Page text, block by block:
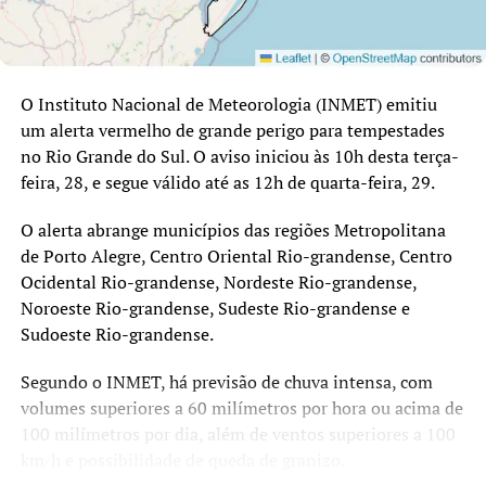
O Instituto Nacional de Meteorologia (INMET) emitiu
um alerta vermelho de grande perigo para tempestades
no Rio Grande do Sul. O aviso iniciou às 10h desta terça-
feira, 28, e segue válido até as 12h de quarta-feira, 29.
O alerta abrange municípios das regiões Metropolitana
de Porto Alegre, Centro Oriental Rio-grandense, Centro
Ocidental Rio-grandense, Nordeste Rio-grandense,
Noroeste Rio-grandense, Sudeste Rio-grandense e
Sudoeste Rio-grandense.
Segundo o INMET, há previsão de chuva intensa, com
volumes superiores a 60 milímetros por hora ou acima de
100 milímetros por dia, além de ventos superiores a 100